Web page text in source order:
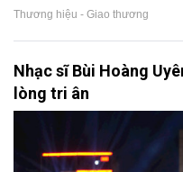
Thương hiệu - Giao thương
Nhạc sĩ Bùi Hoàng
lòng tri ân